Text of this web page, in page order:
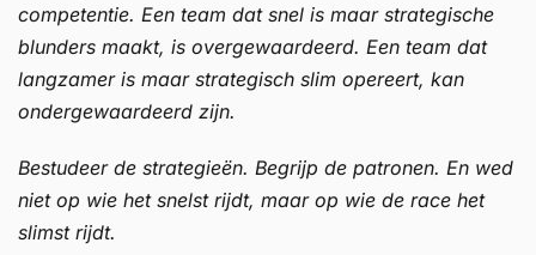
competentie. Een team dat snel is maar strategische
blunders maakt, is overgewaardeerd. Een team dat
langzamer is maar strategisch slim opereert, kan
ondergewaardeerd zijn.
Bestudeer de strategieën. Begrijp de patronen. En wed
niet op wie het snelst rijdt, maar op wie de race het
slimst rijdt.